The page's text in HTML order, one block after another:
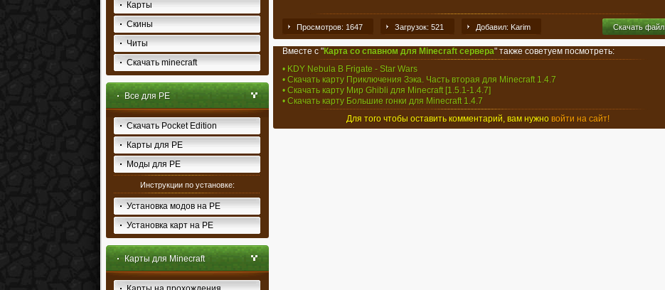
Карты
Скины
Читы
Скачать minecraft
Все для PE
Скачать Pocket Edition
Карты для PE
Моды для PE
Инструкции по установке:
Установка модов на PE
Установка карт на PE
Карты для Minecraft
Просмотров: 1647 Загрузок: 521 Добавил: Karim Скачать файл
Вместе с "Карта со спавном для Minecraft сервера" также советуем посмотреть:
• KDY Nebula B Frigate - Star Wars
• Скачать карту Приключения Зэка. Часть вторая для Minecraft 1.4.7
• Скачать карту Мир Ghibli для Minecraft [1.5.1-1.4.7]
• Скачать карту Большие гонки для Minecraft 1.4.7
Для того чтобы оставить комментарий, вам нужно войти на сайт!